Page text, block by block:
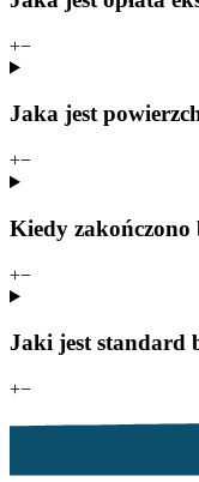
+−
Jaka jest
+−
Kiedy
+−
Jaki jest standard
+−